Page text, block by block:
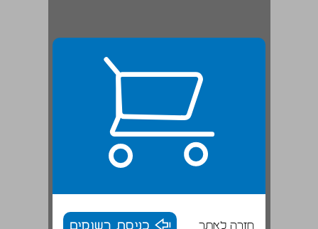
חזרה לאתר כניסת רשומים